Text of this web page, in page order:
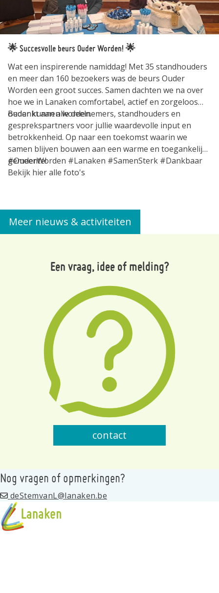
🌟 Succesvolle beurs Ouder Worden! 🌟
Wat een inspirerende namiddag! Met 35 standhouders
en meer dan 160 bezoekers was de beurs Ouder
Worden een groot succes. Samen dachten we na over
hoe we in Lanaken comfortabel, actief en zorgeloos
ouder kunnen worden.
Bedankt aan alle deelnemers, standhouders en
gesprekspartners voor jullie waardevolle input en
betrokkenheid. Op naar een toekomst waarin we
samen blijven bouwen aan een warme en toegankelijke
gemeente!
#OuderWorden #Lanaken #SamenSterk #Dankbaar
Bekijk hier alle foto's
Meer nieuws & activiteiten
Een vraag, idee of melding?
contact
Nog vragen of opmerkingen?
deStemvanL@lanaken.be